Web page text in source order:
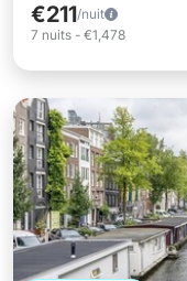
€211/nuit
7 nuits - €1,478